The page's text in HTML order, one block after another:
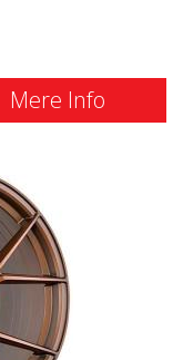
Mere Info